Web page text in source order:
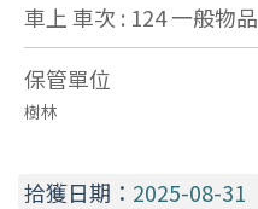
車上 車次 : 124一般物品
保管單位
樹林
拾獲日期： 2025-08-31